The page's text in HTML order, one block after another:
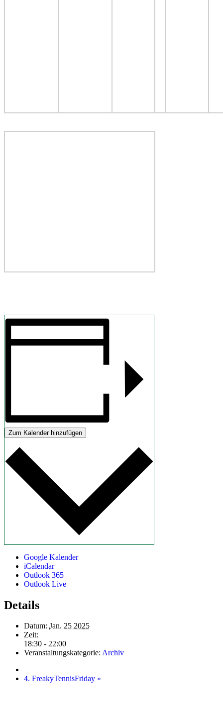
Zum Kalender hinzufügen
Google Kalender
iCalendar
Outlook 365
Outlook Live
Details
Datum: Jan. 25 2025
Zeit:
18:30 - 22:00
Veranstaltungskategorie: Archiv
4. FreakyTennisFriday »